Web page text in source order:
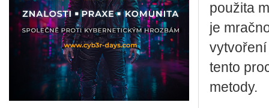
použita
je
tento
metody.